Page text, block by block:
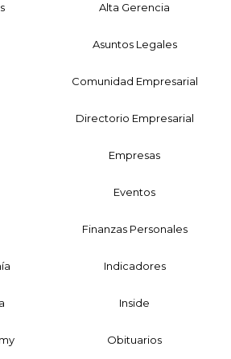
Alta Gerencia
Asuntos Legales
Comunidad Empresarial
Directorio Empresarial
Empresas
Eventos
Finanzas Personales
Indicadores
Inside
Obituarios